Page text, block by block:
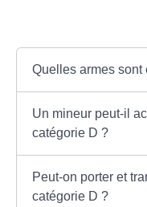
Quelles armes sont
Un mineur peut-il
catégorie D ?
Peut-on porter et
catégorie D ?